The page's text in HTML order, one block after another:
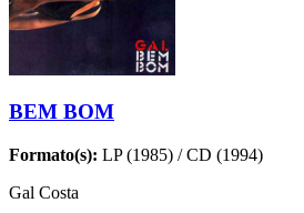
BEM BOM
Formato(s): LP (1985) / CD (1994)
Gal Costa